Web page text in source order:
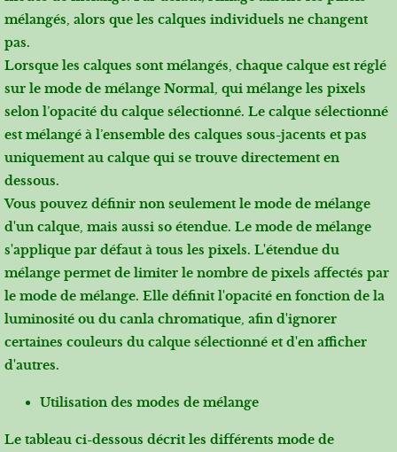
mélangés, alors que les calques individuels ne changent
pas.
Lorsque les calques sont mélangés, chaque calque est réglé
sur le mode de mélange Normal, qui mélange les pixels
selon l’opacité du calque sélectionné. Le calque sélectionné
est mélangé à l’ensemble des calques sous-jacents et pas
uniquement au calque qui se trouve directement en
dessous.
Vous pouvez définir non seulement le mode de mélange
d'un calque, mais aussi so étendue. Le mode de mélange
s'applique par défaut à tous les pixels. L'étendue du
mélange permet de limiter le nombre de pixels affectés par
le mode de mélange. Elle définit l'opacité en fonction de la
luminosité ou du canla chromatique, afin d'ignorer
certaines couleurs du calque sélectionné et d'en afficher
d'autres.
Utilisation des modes de mélange
Le tableau ci-dessous décrit les différents mode de